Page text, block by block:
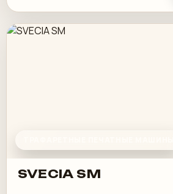
SVECIA SM